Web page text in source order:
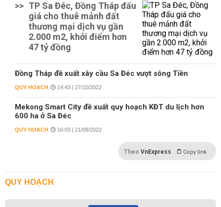
>> TP Sa Đéc, Đồng Tháp đấu
giá cho thuê mảnh đất
thương mại dịch vụ gần
2.000 m2, khởi điểm hơn
47 tỷ đồng
Đồng Tháp đề xuất xây cầu Sa Đéc vượt sông Tiền
QUY HOẠCH 14:43 | 27/10/2022
Mekong Smart City đề xuất quy hoạch KĐT du lịch hơn
600 ha ở Sa Đéc
QUY HOẠCH 16:03 | 21/09/2022
Theo VnExpress Copy link
QUY HOẠCH